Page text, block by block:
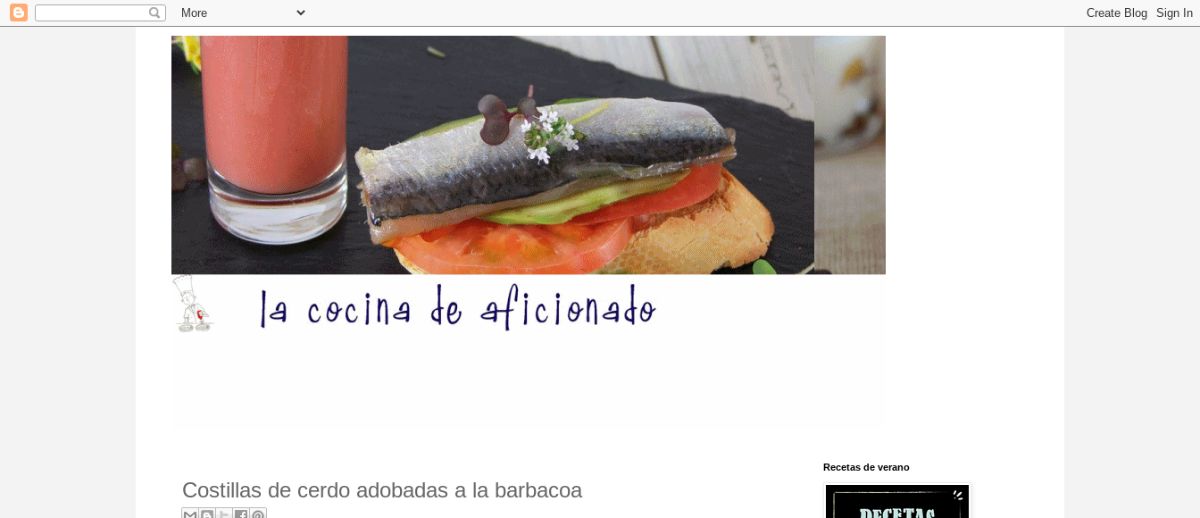
Costillas de cerdo adobadas a la barbacoa
Recetas de verano